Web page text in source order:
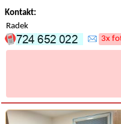
Kontakt:
Radek
3x